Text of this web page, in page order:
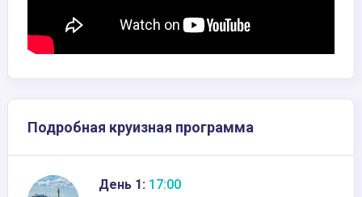
Подробная круизная программа
День 1: 17:00